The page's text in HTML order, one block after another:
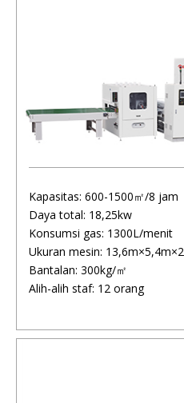
Kapasitas: 600-1500㎡/8 jam
Daya total: 18,25kw
Konsumsi gas: 1300L/menit
Ukuran mesin:
Bantalan: 300kg/㎡
Alih-alih staf: 12 orang